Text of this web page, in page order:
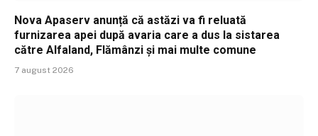
Nova Apaserv anunță că astăzi va fi reluată
furnizarea apei după avaria care a dus la sistarea
către Alfaland, Flămânzi și mai multe comune
7 august 2026